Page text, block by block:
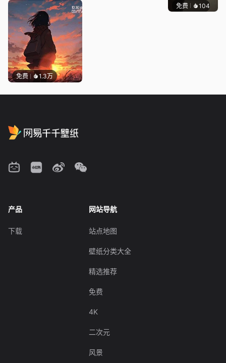
免费 1.3万
免费 104
产品
下载
网站导航
站点地图
壁纸分类大全
精选推荐
免费
4K
二次元
风景